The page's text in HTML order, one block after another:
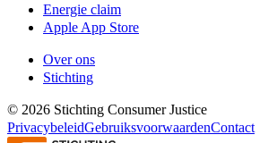
Energie claim
Apple App Store
Over ons
Stichting
© 2026 Stichting Consumer Justice
PrivacybeleidGebruiksvoorwaardenContact